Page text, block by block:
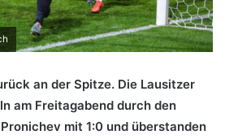
an der Spitze. Die Lausitzer
am Freitagabend durch den
mit 1:0 und überstanden